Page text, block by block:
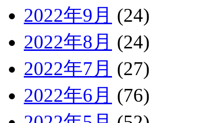
2022年9月 (24)
2022年8月 (24)
2022年7月 (27)
2022年6月 (76)